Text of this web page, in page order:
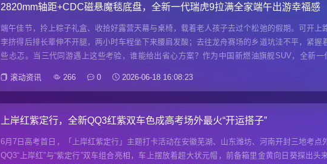
2820mm轴距+CDC磁悬魔毯底盘，全新一代瑞虎9拉满全家端午出游幸福感
端午佳节，拎上粽子礼盒、收拾好露营天幕与桌椅，载着老人孩子去过个松弛的假期。可开上
李挤得后排长辈伸不开腿，两小时车程坐下来腰肩发酸；去往龙舟赛场的乡道坑洼不平，紧握
些忐忑。当三代同游遇上这些考验，谁能给出省心方案？作为中国新燃油旗舰SUV，全新一
滚动资讯
266 0 2026-06-18 16:08:23
上岸红紫定行，全新QQ3红紫双车色成高考场外最火“开运搭子”
6月7日高考首日，「上岸红紫定行」主题打卡活动在安徽芜湖、山东潍坊、河南开封三地考点
QQ3“上岸红”与“紫定行”双车组合亮相，车上摆放着超大状元帽，前备箱里金黄向日葵探出头